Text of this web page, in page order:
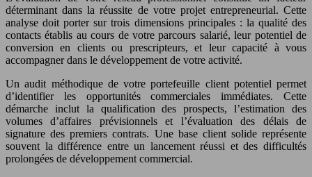
déterminant dans la réussite de votre projet entrepreneurial. Cette
analyse doit porter sur trois dimensions principales : la qualité des
contacts établis au cours de votre parcours salarié, leur potentiel de
conversion en clients ou prescripteurs, et leur capacité à vous
accompagner dans le développement de votre activité.
Un audit méthodique de votre portefeuille client potentiel permet
d’identifier les opportunités commerciales immédiates. Cette
démarche inclut la qualification des prospects, l’estimation des
volumes d’affaires prévisionnels et l’évaluation des délais de
signature des premiers contrats. Une base client solide représente
souvent la différence entre un lancement réussi et des difficultés
prolongées de développement commercial.